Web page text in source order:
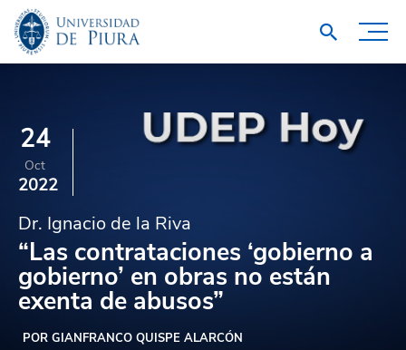
24
Oct
2022
Dr. Ignacio de la Riva
“Las contrataciones ‘gobierno a
gobierno’ en obras no están
exenta de abusos”
POR GIANFRANCO QUISPE ALARCÓN